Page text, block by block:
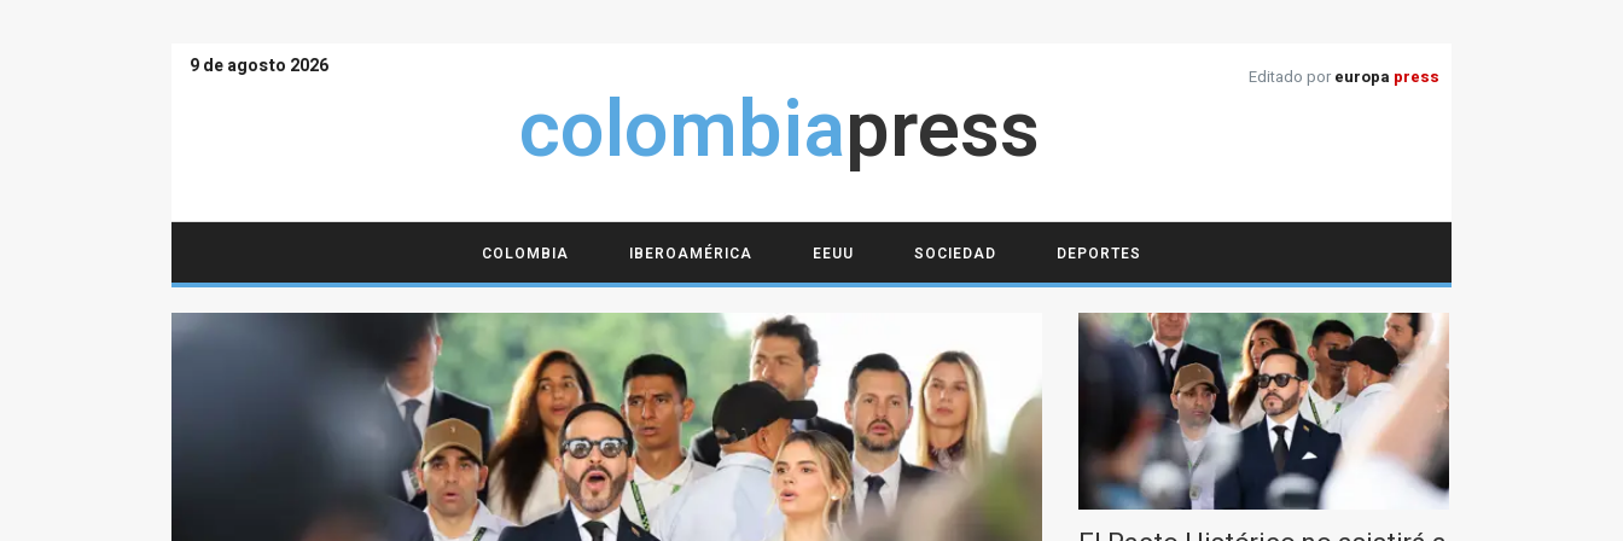
9 de agosto 2026 Editado por europa press
colombiapress
COLOMBIA IBEROAMÉRICA EEUU SOCIEDAD DEPORTES